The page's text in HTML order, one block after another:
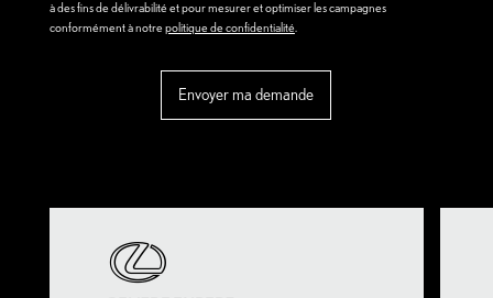
à des fins de délivrabilité et pour mesurer et optimiser les campagnes
conformément à notrepolitique de confidentialité.
Envoyer ma demande